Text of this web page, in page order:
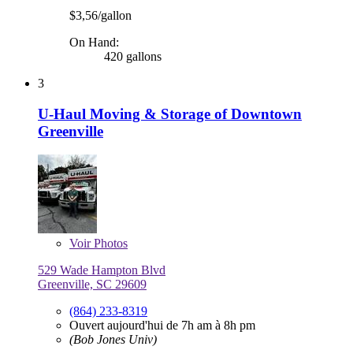
$3,56/gallon
On Hand:
420 gallons
3
U-Haul Moving & Storage of Downtown
Greenville
VoirPhotos
529 Wade Hampton Blvd
Greenville, SC 29609
(864) 233-8319
Ouvert aujourd'hui de 7h am à 8h pm
(Bob Jones Univ)